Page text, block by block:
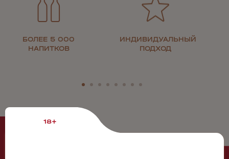
БОЛЕЕ 5 000
НАПИТКОВ
ИНДИВИДУАЛЬНЫЙ
ПОДХОД
18+